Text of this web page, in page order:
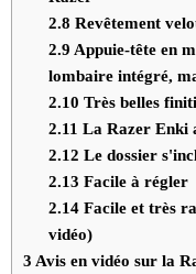
2.8 Revêtement
2.9 Appuie-tête en
lombaire intégré,
2.10 Très belles
2.11 La Razer Enki
2.12 Le dossier
2.13 Facile à régler
2.14Facile et très
vidéo)
3 Avis en vidéo sur la